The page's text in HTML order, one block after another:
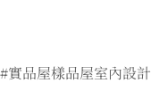
#實品屋樣品屋室內設計